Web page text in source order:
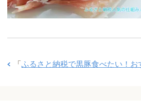
「 ふるさと納税で黒豚食べたい！お